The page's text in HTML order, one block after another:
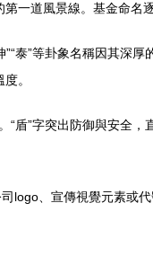
道風景線。基金命名
泰”等卦象名稱因其深
。
盾”字突出防御與安全
、宣傳視覺元素或